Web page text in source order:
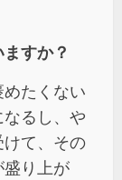
すか？
たくない
るし、や
て、その
り上が